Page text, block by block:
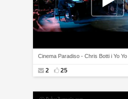
Cinema Paradiso - Chris Botti i Yo
2 25